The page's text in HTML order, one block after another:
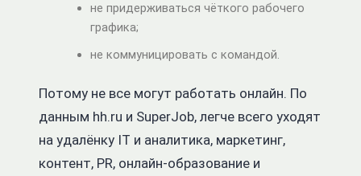
не придерживаться чёткого рабочего
графика;
не коммуницировать с командой.
Потому не все могут работать онлайн. По
данным hh.ru и SuperJob, легче всего уходят
на удалёнку IT и аналитика, маркетинг,
контент, PR, онлайн-образование и